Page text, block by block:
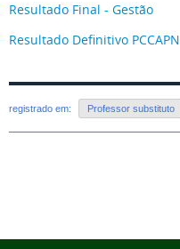
Resultado Final - Gestão
Resultado Definitivo PCCAPN
registrado em: Professor substituto